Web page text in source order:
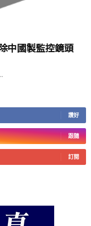
中國製監控鏡頭
讚好
跟隨
訂閱